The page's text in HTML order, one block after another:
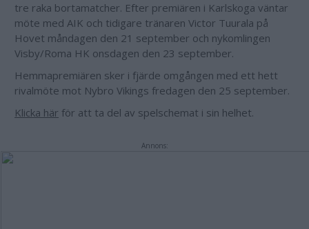
tre raka bortamatcher. Efter premiären i Karlskoga väntar
möte med AIK och tidigare tränaren Victor Tuurala på
Hovet måndagen den 21 september och nykomlingen
Visby/Roma HK onsdagen den 23 september.
Hemmapremiären sker i fjärde omgången med ett hett
rivalmöte mot Nybro Vikings fredagen den 25 september.
Klicka här för att ta del av spelschemat i sin helhet.
Annons: